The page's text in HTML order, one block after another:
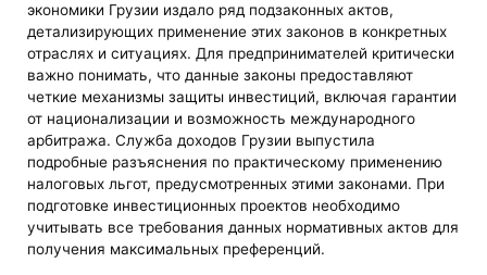
экономики Грузии издало ряд подзаконных актов,
детализирующих применение этих законов в конкретных
отраслях и ситуациях. Для предпринимателей критически
важно понимать, что данные законы предоставляют
четкие механизмы защиты инвестиций, включая гарантии
от национализации и возможность международного
арбитража. Служба доходов Грузии выпустила
подробные разъяснения по практическому применению
налоговых льгот, предусмотренных этими законами. При
подготовке инвестиционных проектов необходимо
учитывать все требования данных нормативных актов для
получения максимальных преференций.